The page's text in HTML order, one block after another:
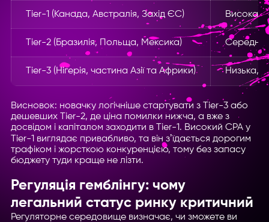
Tier-1 (Канада, Австралія, Захід ЄС) Висока,
Tier-2 (Бразилія, Польща, Мексика)
Tier-3 (Нігерія, частина Азії та Африки) Низька,
Висновок: новачку логічніше стартувати з Tier-3 або
дешевших Tier-2, де ціна помилки нижча, а вже з
досвідом і капіталом заходити в Tier-1. Високий CPA у
Tier-1 виглядає привабливо, та він зʼїдається дорогим
трафіком і жорсткою конкуренцією, тому без запасу
бюджету туди краще не лізти.
Регуляція гемблінгу: чому
легальний статус ринку критичний
Регуляторне середовище визначає, чи зможете ви